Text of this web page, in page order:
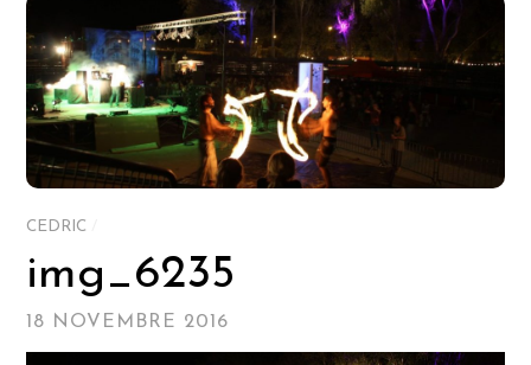
CEDRIC
img_6235
18 NOVEMBRE 2016